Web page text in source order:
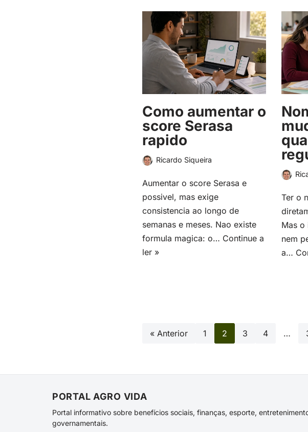
Como aumentar o
score Serasa
rapido
Ricardo Siqueira
Aumentar o score Serasa e
possivel, mas exige
consistencia ao longo de
semanas e meses. Nao existe
formula magica: o… Continue a
ler »
Ter o
Mas o
nem
a…
« Anterior 1 2 3 4 …
PORTAL AGRO VIDA
Portal informativo sobre benefícios sociais, finanças, esporte,
governamentais.